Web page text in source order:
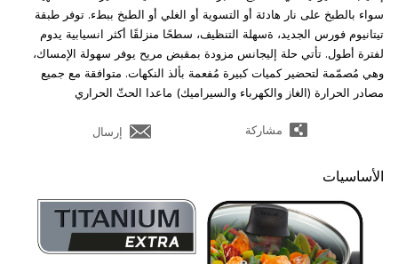
سواء بالطبخ على نار هادئة أو التسوية أو الغلي أو الطبخ ببطء. توفر طبقة
تيتانيوم فورس الجديد، ةسهلة التنظيف، سطحًا منزلقًا أكثر انسيابية يدوم
لفترة أطول. تأتي حلة إليجانس مزودة بمقبض مريح يوفر سهولة الإمساك،
وهي مُصمّمة لتحضير كميات كبيرة مُفعمة بألذ النكهات. متوافقة مع جميع
مصادر الحرارة (الغاز والكهرباء والسيراميك) ماعدا الحثّ الحراري
مشاركة إرسال
الأساسيات